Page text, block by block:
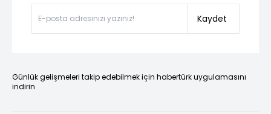
Kaydet
Günlük gelişmeleri takip edebilmek için habertürk uygulamasını
indirin